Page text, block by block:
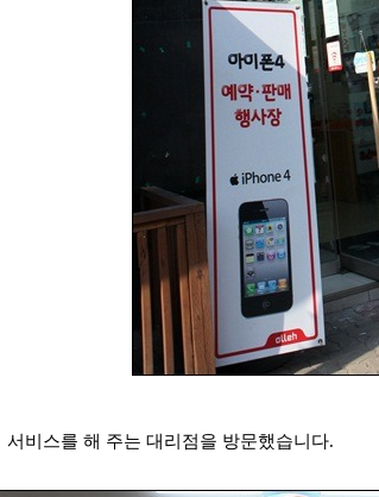
서비스를 해 주는 대리점을 방문했습니다.